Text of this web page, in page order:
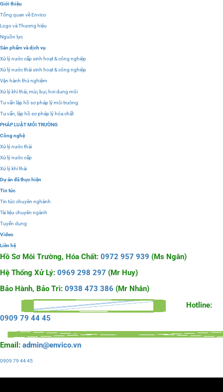
Giới thiệu
Tổng quan về Envico
Logo và Thương hiệu
Nguồn lực
Sản phẩm và dịch vụ
Xử lý nước cấp sinh hoạt & công nghiệp
Xử lý nước thải sinh hoạt & công nghiệp
Vận hành thử nghiệm
Xử lý khí thải, mùi, bụi, hơi dung môi
Tư vấn lập hồ sơ pháp lý môi trường
Tư vấn, lập hồ sơ pháp lý hóa chất
PHÁP LUẬT MÔI TRƯỜNG
Công nghệ
Xử lý nước thải
Xử lý nước cấp
Xử lý khí thải
Dự án đã thực hiện
Tin tức
Tin tức chuyên nghành
Tài liệu chuyên ngành
Tuyển dụng
Video
Liên hệ
Hồ Sơ Môi Trường, Hóa Chất: 0972 957 939 (Ms Ngân)
Hệ Thống Xử Lý: 0969 298 297 (Mr Huy)
Bảo Hành, Bảo Trì: 0938 473 386 (Mr Nhân)
Hotline:
0909 79 44 45
Email: admin@envico.vn
0909 79 44 45